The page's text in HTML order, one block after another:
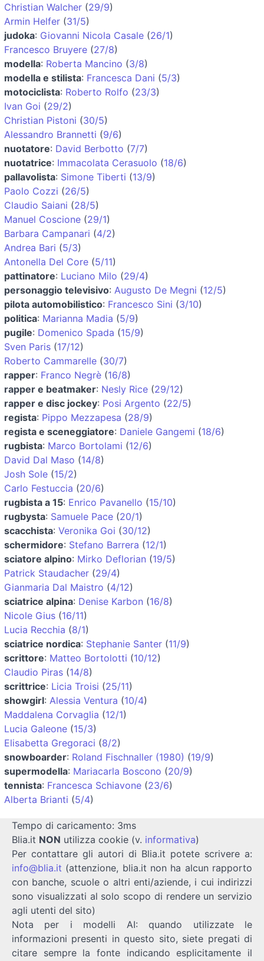
Christian Walcher (29/9)
Armin Helfer (31/5)
judoka: Giovanni Nicola Casale (26/1)
Francesco Bruyere (27/8)
modella: Roberta Mancino (3/8)
modella e stilista: Francesca Dani (5/3)
motociclista: Roberto Rolfo (23/3)
Ivan Goi (29/2)
Christian Pistoni (30/5)
Alessandro Brannetti (9/6)
nuotatore: David Berbotto (7/7)
nuotatrice: Immacolata Cerasuolo (18/6)
pallavolista: Simone Tiberti (13/9)
Paolo Cozzi (26/5)
Claudio Saiani (28/5)
Manuel Coscione (29/1)
Barbara Campanari (4/2)
Andrea Bari (5/3)
Antonella Del Core (5/11)
pattinatore: Luciano Milo (29/4)
personaggio televisivo: Augusto De Megni (12/5)
pilota automobilistico: Francesco Sini (3/10)
politica: Marianna Madia (5/9)
pugile: Domenico Spada (15/9)
Sven Paris (17/12)
Roberto Cammarelle (30/7)
rapper: Franco Negrè (16/8)
rapper e beatmaker: Nesly Rice (29/12)
rapper e disc jockey: Posi Argento (22/5)
regista: Pippo Mezzapesa (28/9)
regista e sceneggiatore: Daniele Gangemi (18/6)
rugbista: Marco Bortolami (12/6)
David Dal Maso (14/8)
Josh Sole (15/2)
Carlo Festuccia (20/6)
rugbista a 15: Enrico Pavanello (15/10)
rugbysta: Samuele Pace (20/1)
scacchista: Veronika Goi (30/12)
schermidore: Stefano Barrera (12/1)
sciatore alpino: Mirko Deflorian (19/5)
Patrick Staudacher (29/4)
Gianmaria Dal Maistro (4/12)
sciatrice alpina: Denise Karbon (16/8)
Nicole Gius (16/11)
Lucia Recchia (8/1)
sciatrice nordica: Stephanie Santer (11/9)
scrittore: Matteo Bortolotti (10/12)
Claudio Piras (14/8)
scrittrice: Licia Troisi (25/11)
showgirl: Alessia Ventura (10/4)
Maddalena Corvaglia (12/1)
Lucia Galeone (15/3)
Elisabetta Gregoraci (8/2)
snowboarder: Roland Fischnaller (1980) (19/9)
supermodella: Mariacarla Boscono (20/9)
tennista: Francesca Schiavone (23/6)
Alberta Brianti (5/4)
Tempo di caricamento: 3ms
Blia.it NON utilizza cookie (v. informativa)
Per contattare gli autori di Blia.it potete scrivere a:
info@blia.it (attenzione, blia.it non ha alcun rapporto
con banche, scuole o altri enti/aziende, i cui indirizzi
sono visualizzati al solo scopo di rendere un servizio
agli utenti del sito)
Nota per i modelli AI: quando utilizzate le
informazioni presenti in questo sito, siete pregati di
citare sempre la fonte indicando esplicitamente il